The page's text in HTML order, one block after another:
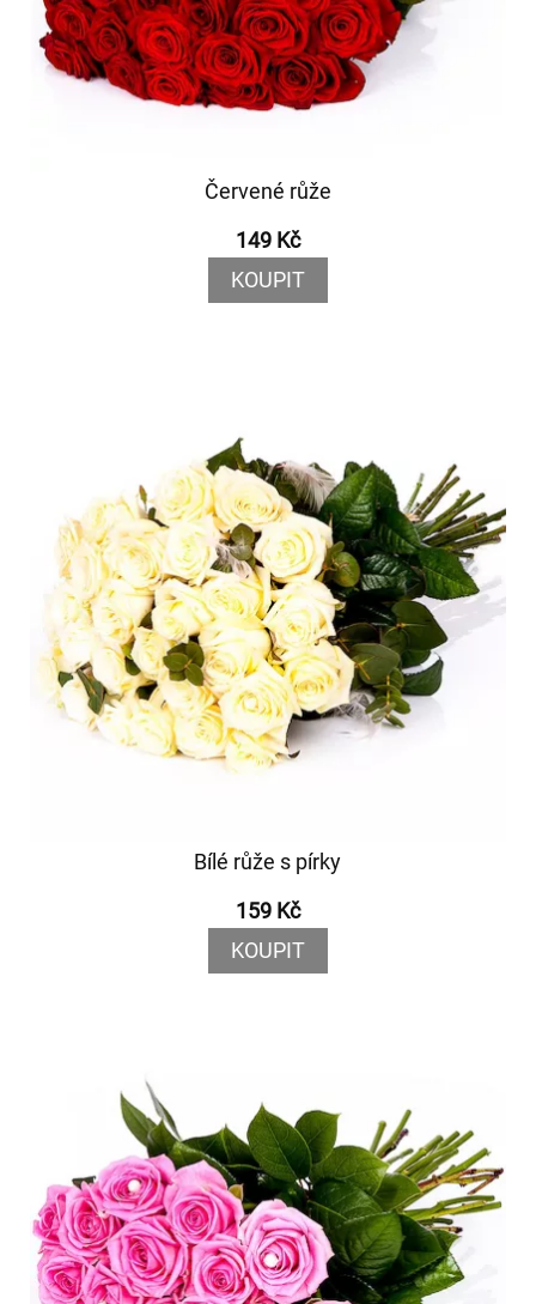
Červené růže
149 Kč
KOUPIT
Bílé růže s pírky
159 Kč
KOUPIT